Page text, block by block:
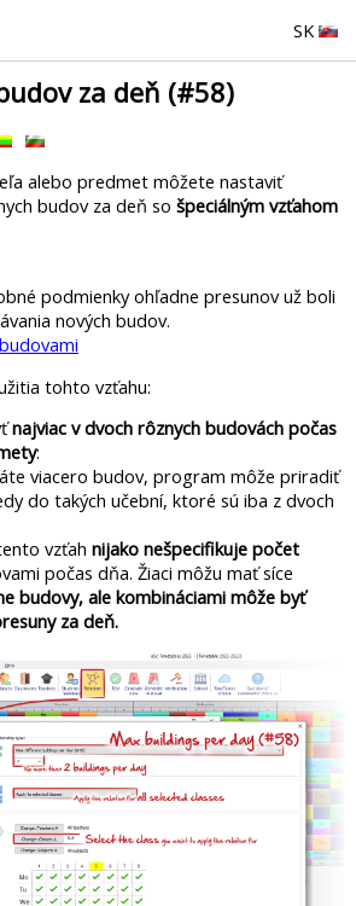
SK
za deň (#58)
alebo predmet môžete nastaviť
budov za deň so špeciálným vzťahom
podmienky ohľadne presunov už boli
nových budov.
tohto vzťahu:
najviac v dvoch rôznych budovách počas
:
viacero budov, program môže priradiť
do takých učební, ktoré sú iba z dvoch
vzťah nijako nešpecifikuje počet
počas dňa. Žiaci môžu mať síce
budovy, ale kombináciami môže byť
za deň.